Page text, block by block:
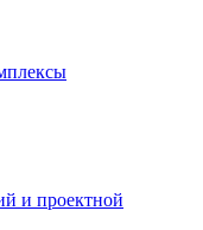
и проектной